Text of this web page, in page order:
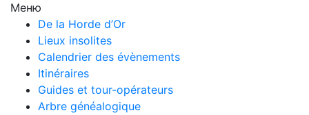
Меню
De la Horde d’Or
Lieux insolites
Calendrier des évènements
Itinéraires
Guides et tour-opérateurs
Arbre généalogique